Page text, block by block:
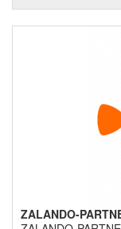
ZALANDO-